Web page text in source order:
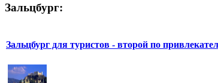
Зальцбург:
Зальцбург для туристов - второй по